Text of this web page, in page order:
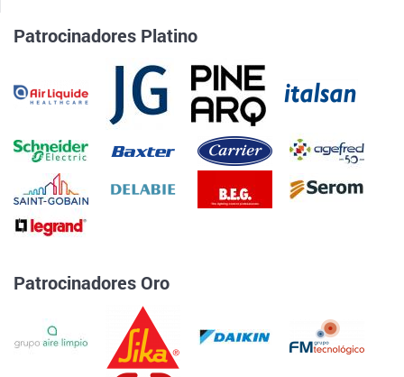
Patrocinadores Platino
Patrocinadores Oro